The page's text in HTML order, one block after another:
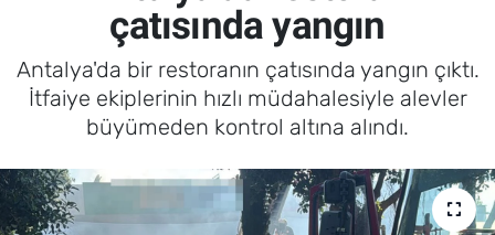
çatısında yangın
Antalya'da bir restoranın çatısında yangın çıktı.
İtfaiye ekiplerinin hızlı müdahalesiyle alevler
büyümeden kontrol altına alındı.